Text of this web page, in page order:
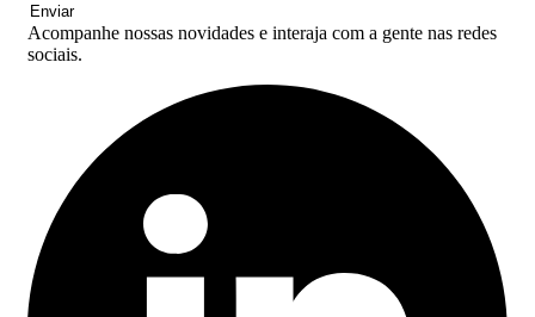
Enviar
Acompanhe nossas novidades e interaja com a gente nas redes
sociais.